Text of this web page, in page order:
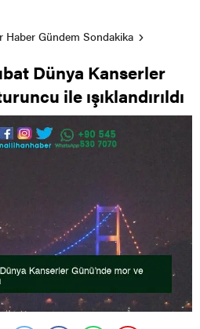
Haber Gündem Sondakika
Dünya Kanserler
ile ışıklandırıldı